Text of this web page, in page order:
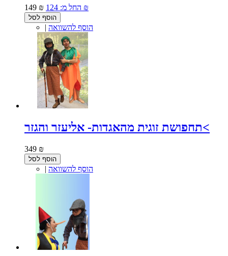
149 ₪ החל מ: 124 ₪
הוסף לסל
| הוסף להשוואה
תחפושת זוגית מהאגדות- אליעזר והגזר<
349 ₪
הוסף לסל
| הוסף להשוואה